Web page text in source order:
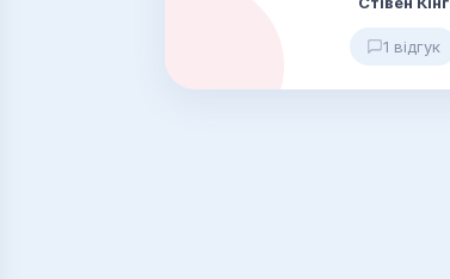
1 відгук